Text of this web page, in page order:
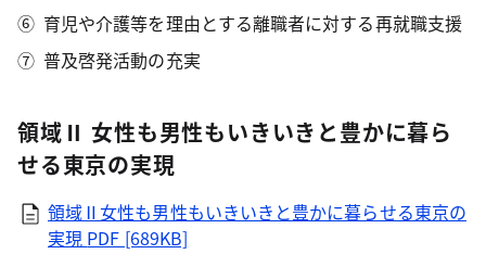
育児や介護等を理由とする離職者に対する再就職支援
普及啓発活動の充実
領域Ⅱ 女性も男性もいきいきと豊かに暮ら
せる東京の実現
領域Ⅱ女性も男性もいきいきと豊かに暮らせる東京の
実現 PDF [689KB]